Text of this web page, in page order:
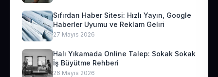
Sıfırdan Haber Sitesi: Hızlı Yayın, Google
Haberler Uyumu ve Reklam Geliri
27 Mayıs 2026
Halı Yıkamada Online Talep: Sokak Sokak
İş Büyütme Rehberi
26 Mayıs 2026